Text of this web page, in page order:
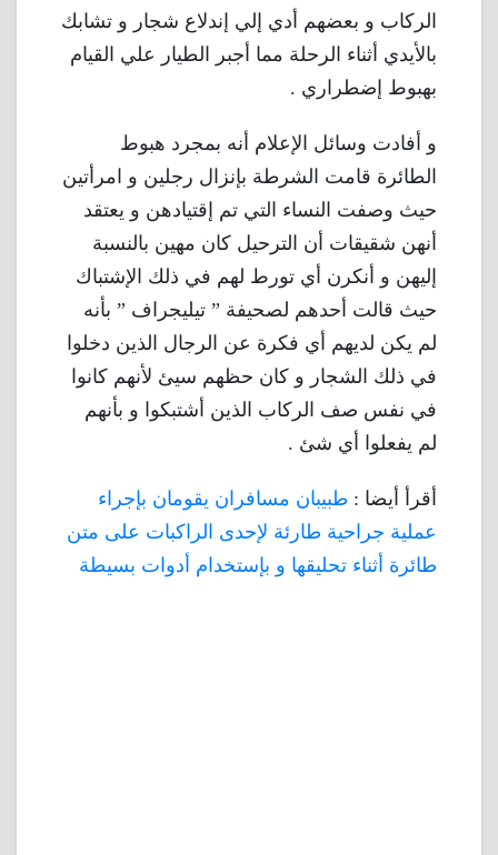
الركاب و بعضهم أدي إلي إندلاع شجار و تشابك
بالأيدي أثناء الرحلة مما أجبر الطيار علي القيام
بهبوط إضطراري .
و أفادت وسائل الإعلام أنه بمجرد هبوط
الطائرة قامت الشرطة بإنزال رجلين و امرأتين
حيث وصفت النساء التي تم إقتيادهن و يعتقد
أنهن شقيقات أن الترحيل كان مهين بالنسبة
إليهن و أنكرن أي تورط لهم في ذلك الإشتباك
حيث قالت أحدهم لصحيفة ” تيليجراف ” بأنه
لم يكن لديهم أي فكرة عن الرجال الذين دخلوا
في ذلك الشجار و كان حظهم سيئ لأنهم كانوا
في نفس صف الركاب الذين أشتبكوا و بأنهم
لم يفعلوا أي شئ .
أقرأ أيضا : طبيبان مسافران يقومان بإجراء
عملية جراحية طارئة لإحدى الراكبات على متن
طائرة أثناء تحليقها و بإستخدام أدوات بسيطة